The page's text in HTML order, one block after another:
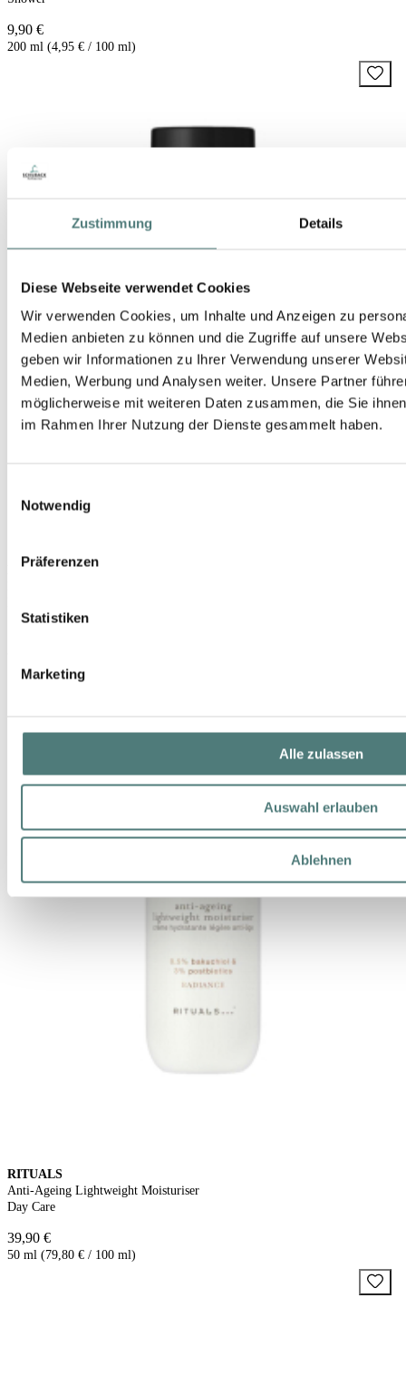
Zustimmung Details
Diese Webseite verwendet Cookies
Wir verwenden Cookies, um Inhalte und Anzeigen zu
Medien anbieten zu können und die Zugriffe auf unsere
geben wir Informationen zu Ihrer Verwendung unserer
Medien, Werbung und Analysen weiter. Unsere Partner
möglicherweise mit weiteren Daten zusammen, die Sie
im Rahmen Ihrer Nutzung der Dienste gesammelt haben.
Notwendig
Präferenzen
Statistiken
Marketing
Alle zulassen
Auswahl erlauben
Ablehnen
9,90 €
200 ml (4,95 € / 100 ml)
RITUALS
RITUALS
Anti-Ageing Lightweight Moisturiser
Day Care
39,90 €
50 ml (79,80 € / 100 ml)